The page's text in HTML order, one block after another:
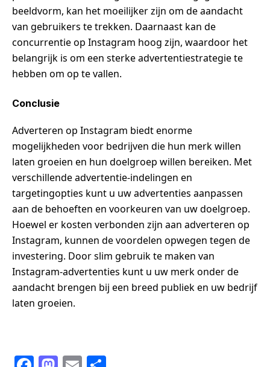
beeldvorm, kan het moeilijker zijn om de aandacht
van gebruikers te trekken. Daarnaast kan de
concurrentie op Instagram hoog zijn, waardoor het
belangrijk is om een sterke advertentiestrategie te
hebben om op te vallen.
Conclusie
Adverteren op Instagram biedt enorme
mogelijkheden voor bedrijven die hun merk willen
laten groeien en hun doelgroep willen bereiken. Met
verschillende advertentie-indelingen en
targetingopties kunt u uw advertenties aanpassen
aan de behoeften en voorkeuren van uw doelgroep.
Hoewel er kosten verbonden zijn aan adverteren op
Instagram, kunnen de voordelen opwegen tegen de
investering. Door slim gebruik te maken van
Instagram-advertenties kunt u uw merk onder de
aandacht brengen bij een breed publiek en uw bedrijf
laten groeien.